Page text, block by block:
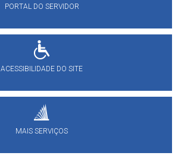
PORTAL DO SERVIDOR
ACESSIBILIDADE DO SITE
MAIS SERVIÇOS